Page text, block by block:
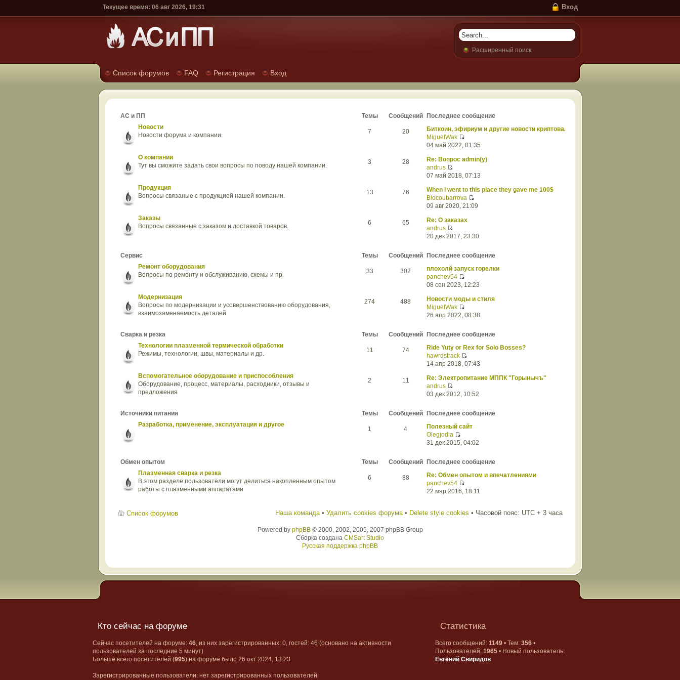
Текущее время: 06 авг 2026, 19:31 Вход
Расширенный поиск
Список форумов FAQ Регистрация Вход
АС и ПП Темы Сообщений
Последнее сообщение
Новости
Новости форума и компании.
7 20
Биткоин, эфириум и другие новости криптовалют
MiguelWak
04 май 2022, 01:35
О компании
Тут вы сможите задать свои вопросы по поводу нашей компании.
3 28
Re: Вопрос admin(у)
andrus
07 май 2018, 07:13
Продукция
Вопросы связаные с продукцией нашей компании.
13 76
When I went to this place they gave me 100$
Blocoubarrova
09 авг 2020, 21:09
Заказы
Вопросы связанные с заказом и доставкой товаров.
6 65
Re: О заказах
andrus
20 дек 2017, 23:30
Сервис Темы Сообщений
Последнее сообщение
Ремонт оборудования
Вопросы по ремонту и обслуживанию, схемы и пр.
33 302
плохолй запуск горелки
panchev54
08 сен 2023, 12:23
Модернизация
Вопросы по модернизации и усовершенствованию оборудования,
взаимозаменяемость деталей
274 488
Новости моды и стиля
MiguelWak
26 апр 2022, 08:38
Сварка и резка Темы Сообщений
Последнее сообщение
Технологии плазменной термической обработки
Режимы, технологии, швы, материалы и др.
11 74
Ride Yuty or Rex for Solo Bosses?
hawrdstrack
14 апр 2018, 07:43
Вспомогательное оборудование и приспособления
Оборудование, процесс, материалы, расходники, отзывы и
предложения
2 11
Re: Электропитание МППК "Горынычъ"
andrus
03 дек 2012, 10:52
Источники питания Темы Сообщений
Последнее сообщение
Разработка, применение, эксплуатация и другое
1 4
Полезный сайт
Olegjodia
31 дек 2015, 04:02
Обмен опытом Темы Сообщений
Последнее сообщение
Плазменная сварка и резка
В этом разделе пользователи могут делиться накопленным опытом
работы с плазменными аппаратами
6 88
Re: Обмен опытом и впечатлениями
panchev54
22 мар 2016, 18:11
Список форумов Наша команда• Удалить cookies форума• Delete style cookies • Часовой пояс: UTC + 3 часа
Powered by phpBB© 2000, 2002, 2005, 2007 phpBB Group
Сборка создана CMSart Studio
Русская поддержка phpBB
Кто сейчас на форуме
Сейчас посетителей на форуме: 46, из них зарегистрированных: 0, гостей: 46 (основано на активности
пользователей за последние 5 минут)
Больше всего посетителей (995) на форуме было 26 окт 2024, 13:23
Зарегистрированные пользователи: нет зарегистрированных пользователей
Статистика
Всего сообщений:1149 • Тем:356 •
Пользователей:1965 • Новый пользователь:
Евгений Свиридов